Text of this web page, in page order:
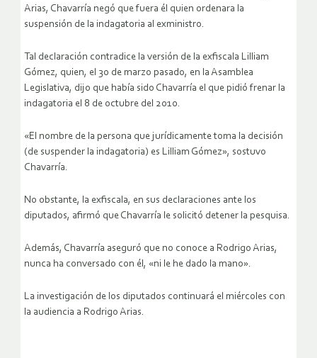
Arias, Chavarría negó que fuera él quien ordenara la
suspensión de la indagatoria al exministro.
Tal declaración contradice la versión de la exfiscala Lilliam
Gómez, quien, el 30 de marzo pasado, en la Asamblea
Legislativa, dijo que había sido Chavarría el que pidió frenar la
indagatoria el 8 de octubre del 2010.
«El nombre de la persona que jurídicamente toma la decisión
(de suspender la indagatoria) es Lilliam Gómez», sostuvo
Chavarría.
No obstante, la exfiscala, en sus declaraciones ante los
diputados, afirmó que Chavarría le solicitó detener la pesquisa.
Además, Chavarría aseguró que no conoce a Rodrigo Arias,
nunca ha conversado con él, «ni le he dado la mano».
La investigación de los diputados continuará el miércoles con
la audiencia a Rodrigo Arias.